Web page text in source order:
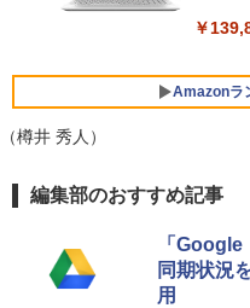
￥
Amazonラ
イン
ライン
生成AI
￥1,766
続バ
書籍リ
し
（樽井 秀人）
編集部のおすすめ記事
「Google
同期状況
用